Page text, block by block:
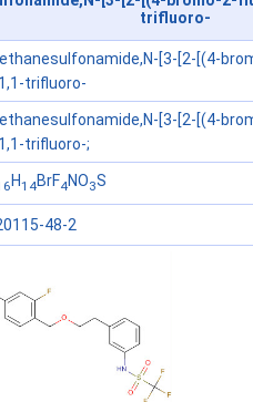
trifluoro-
[3-[2-[(4-
trifluoro-
[3-[2-[(4-
trifluoro-;
H14BrF4NO3S
48-2